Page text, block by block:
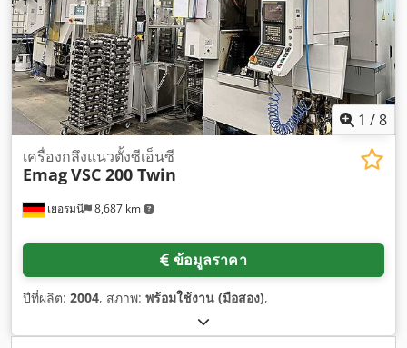
1 /8
เยอรมนี 8,687 km
เครื่องกลึงแนวตั้งซีเอ็นซี
EmagVSC 200 Twin
ข้อมูลราคา
ปีที่ผลิต: 2004, สภาพ: พร้อมใช้งาน (มือสอง),